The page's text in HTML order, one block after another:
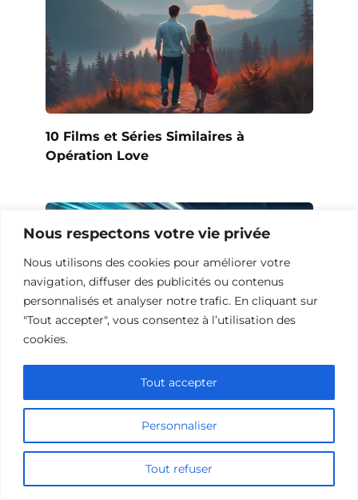
Nous respectons votre vie privée
Nous utilisons des cookies pour améliorer votre
navigation, diffuser des publicités ou contenus
personnalisés et analyser notre trafic. En cliquant sur
"Tout accepter", vous consentez à l’utilisation des
cookies.
Personnaliser
Tout refuser
Tout accepter
10 Films et Séries Similaires à
Opération Love
10 Œuvres Similaires à Urban Racer
pour les Fans de Vitesse